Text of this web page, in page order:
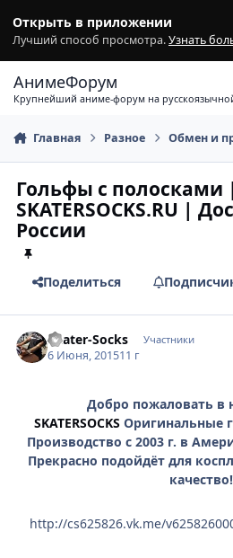
Открыть в приложении
Лучший способ просмотра.Узнать
АнимеФорум
Крупнейший аниме-форум на
Главная Разное Обмен и
Гольфы с полосками |
SKATERSOCKS.RU |
России
Поделиться
Skater-Socks Участники
6 Июня, 201511 г
Добро пожаловать в
SKATERSOCKS Оригинальные
Производство с 2003 г. в
Прекрасно подойдёт для
качество!
http://cs625826.vk.me/